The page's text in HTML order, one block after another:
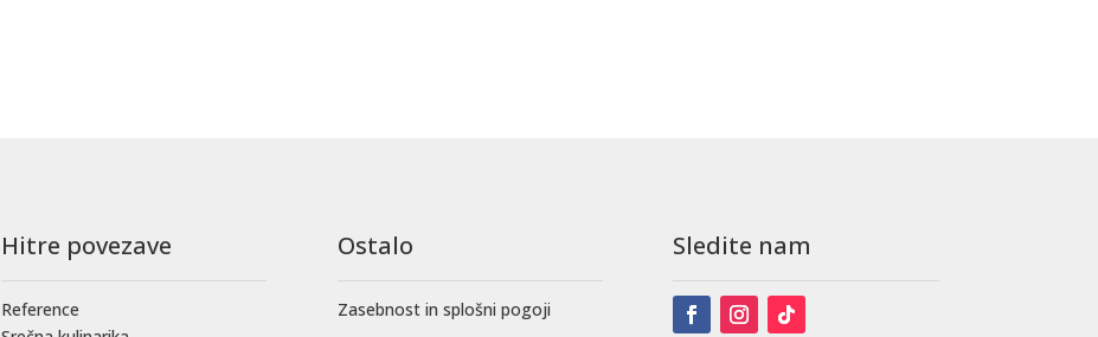
Hitre povezave
Reference
Ostalo
Zasebnost in splošni pogoji
Sledite nam